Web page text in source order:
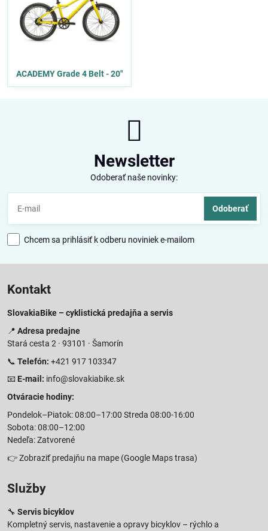
ACADEMY Grade 4 Belt - 20"
Newsletter
Odoberať naše novinky:
Odoberať
Chcem sa prihlásiť k odberu noviniek e-mailom
Kontakt
SlovakiaBike – cyklistická predajňa a servis
📍 Adresa predajne
Stará cesta 2 · 93101 · Šamorín
📞 Telefón: +421 917 103347
📧 E-mail: info@slovakiabike.sk
Otváracie hodiny:
Pondelok–Piatok: 08:00–17:00 Streda 08:00-16:00
Sobota: 08:00–12:00
Nedeľa: Zatvorené
👉Zobraziť predajňu na mape (Google Maps trasa)
Služby
🔧 Servis bicyklov
Kompletný servis, nastavenie a opravy bicyklov – rýchlo a